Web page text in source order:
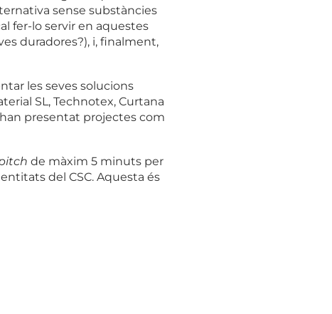
sense substàncies
fer-lo servir en aquestes
duradores?), i, finalment,
les seves solucions
SL, Technotex, Curtana
han presentat projectes com
de màxim 5 minuts per
del CSC. Aquesta és